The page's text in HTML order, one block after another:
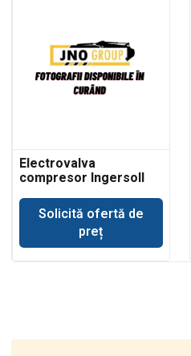
Electrovalva
compresor Ingersoll
Solicită ofertă de
preț